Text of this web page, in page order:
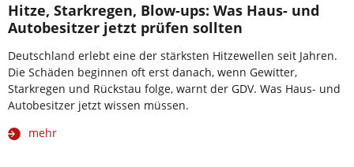
Hitze, Starkregen, Blow-ups: Was Haus- und
Autobesitzer jetzt prüfen sollten
Deutschland erlebt eine der stärksten Hitzewellen seit Jahren.
Die Schäden beginnen oft erst danach, wenn Gewitter,
Starkregen und Rückstau folge, warnt der GDV. Was Haus- und
Autobesitzer jetzt wissen müssen.
mehr